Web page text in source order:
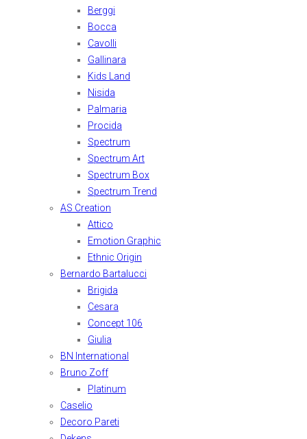
Berggi
Bocca
Cavolli
Gallinara
Kids Land
Nisida
Palmaria
Procida
Spectrum
Spectrum Art
Spectrum Box
Spectrum Trend
AS Creation
Attico
Emotion Graphic
Ethnic Origin
Bernardo Bartalucci
Brigida
Cesara
Concept 106
Giulia
BN International
Bruno Zoff
Platinum
Caselio
Decoro Pareti